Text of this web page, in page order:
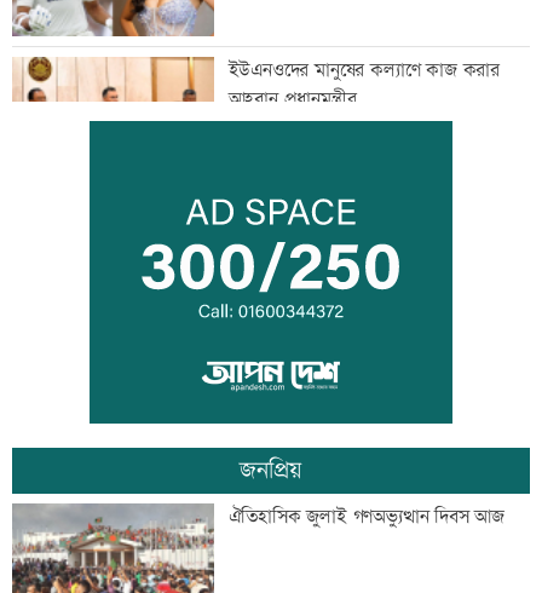
ইউএনওদের মানুষের কল্যাণে কাজ করার
আহবান প্রধানমন্ত্রীর
কালীগঞ্জে ৩ মাদকসেবীকে কারাদণ্ড
স্বেচ্ছাসেবী ফোরামের মাসব্যাপী আবৃত্তি
চিত্রাঙ্কন প্রতিযোগিতা
শাক ধুতে গিয়ে গৃহবধূর মৃত্যু
জনপ্রিয়
ঐতিহাসিক জুলাই গণঅভ্যুত্থান দিবস আজ